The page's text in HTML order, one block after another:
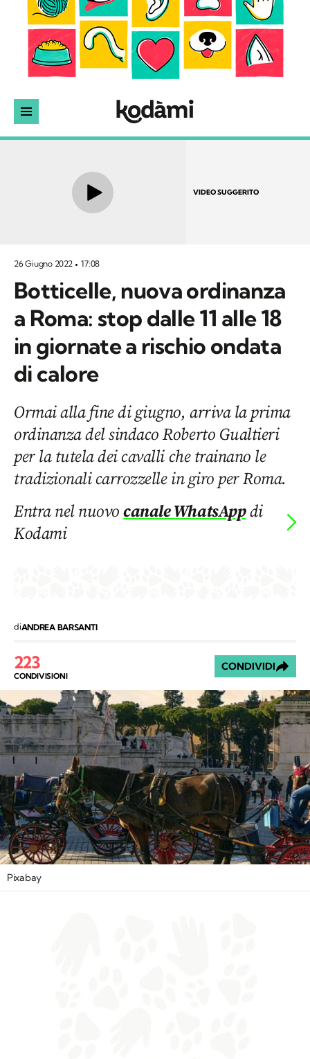
VIDEO SUGGERITO
26 Giugno 2022 17:08
Botticelle, nuova ordinanza
a Roma: stop dalle 11 alle 18
in giornate a rischio ondata
di calore
Ormai alla fine di giugno, arriva la prima
ordinanza del sindaco Roberto Gualtieri
per la tutela dei cavalli che trainano le
tradizionali carrozzelle in giro per Roma.
Entra nel nuovocanale WhatsAppdi
Kodami
diANDREA BARSANTI
223
CONDIVISIONI
CONDIVIDI
Pixabay